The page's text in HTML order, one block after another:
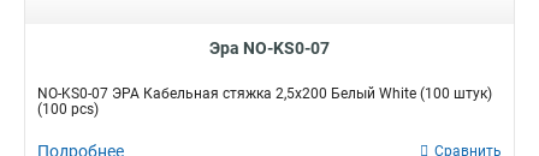
Эра NO-KS0-07
NO-KS0-07 ЭРА Кабельная стяжка 2,5х200 Белый White (100 штук)
(100 pcs)
Подробнее Сравнить